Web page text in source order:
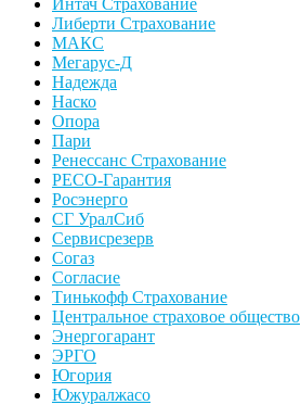
Либерти Страхование
МАКС
Мегарус-Д
Надежда
Наско
Опора
Пари
Ренессанс Страхование
РЕСО-Гарантия
Росэнерго
СГ УралСиб
Сервисрезерв
Согаз
Согласие
Тинькофф Страхование
Центральное страховое общество
Энергогарант
ЭРГО
Югория
Южуралжасо